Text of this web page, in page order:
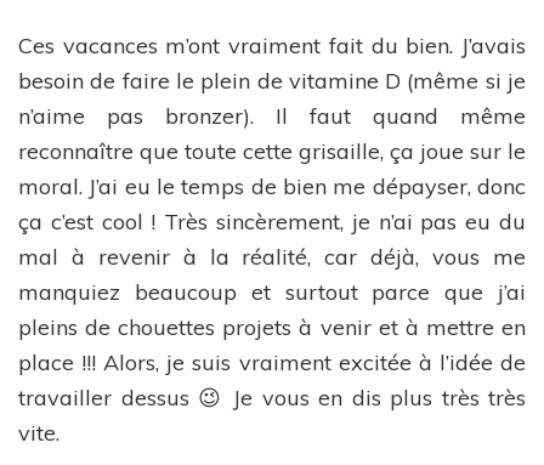
Ces vacances m’ont vraiment fait du bien. J’avais
besoin de faire le plein de vitamine D (même si je
n’aime pas bronzer). Il faut quand même
reconnaître que toute cette grisaille, ça joue sur le
moral. J’ai eu le temps de bien me dépayser, donc
ça c’est cool ! Très sincèrement, je n’ai pas eu du
mal à revenir à la réalité, car déjà, vous me
manquiez beaucoup et surtout parce que j’ai
pleins de chouettes projets à venir et à mettre en
place !!! Alors, je suis vraiment excitée à l’idée de
travailler dessus 😉 Je vous en dis plus très très
vite.